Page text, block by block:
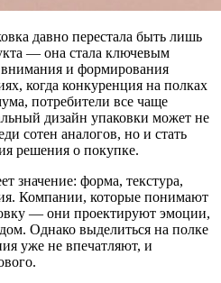
давно перестала быть лишь
— она стала ключевым
и формирования
когда конкуренция на полках
потребители все чаще
дизайн упаковки может не
сотен аналогов, но и стать
решения о покупке.
значение: форма, текстура,
Компании, которые понимают
— они проектируют эмоции,
Однако выделиться на полке
уже не впечатляют, и